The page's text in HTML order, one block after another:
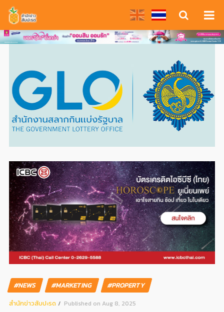
#NEWS #MARKETING
#PROPERTY
สํานักข่าวสับปะรด
Published on Aug 8, 2025